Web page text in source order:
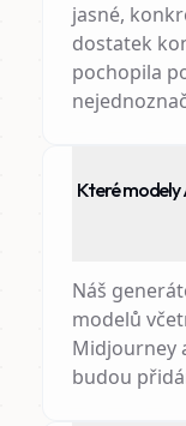
jasné,
dostatek
pochopila
Které modely
Náš
modelů
Midjourney
budou